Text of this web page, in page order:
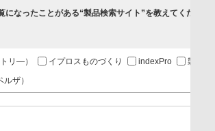
供・利用目的
サービス等のご案内及び当該企業/団体からの
になったことがある“製品検索サイト”を教えてください
リ―） イプロスものづくり indexPro
製品ナ
ザ）